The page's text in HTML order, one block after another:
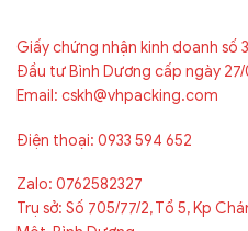
Giấy chứng nhận kinh doanh số
Đầu tư Bình Dương cấp ngày
Email: cskh@vhpacking.com
Điện thoại: 0933 594 652
Zalo: 0762582327
Trụ sở: Số 705/77/2, Tổ 5, Kp